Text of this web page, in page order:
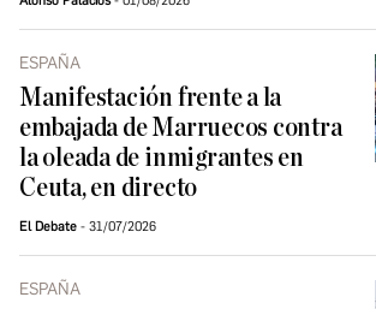
ESPAÑA
Manifestación frente a la
embajada de Marruecos contra
la oleada de inmigrantes en
Ceuta, en directo
El Debate 31/07/2026
ESPAÑA